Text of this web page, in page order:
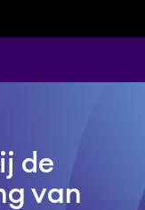
de
van